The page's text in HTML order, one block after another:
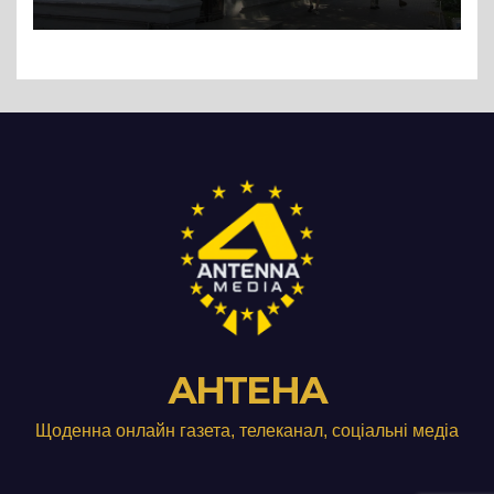
АНТЕНА
Щоденна онлайн газета, телеканал, соціальні медіа